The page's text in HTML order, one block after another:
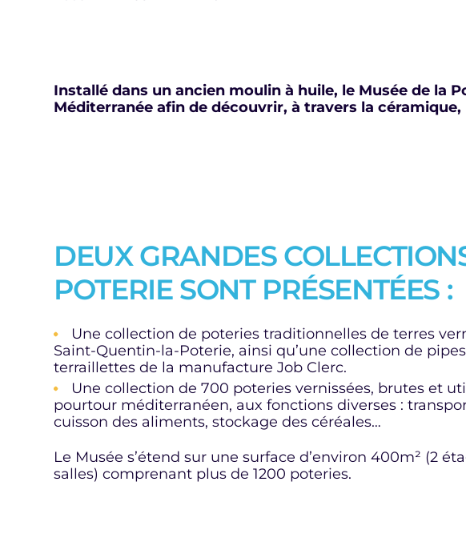
Installé dans un ancien moulin à huile, le Musée de la
Méditerranée afin de découvrir, à travers la
DEUX GRANDES
POTERIE SONT PRÉSENTÉES :
Une collection de poteries traditionnelles de terres
Saint-Quentin-la-Poterie, ainsi qu’une collection de
terraillettes de la manufacture Job Clerc.
Une collection de 700 poteries vernissées, brutes et
pourtour méditerranéen, aux fonctions diverses :
cuisson des aliments, stockage des céréales…
Le Musée s’étend sur une surface d’environ 400m² (2
salles) comprenant plus de 1200 poteries.